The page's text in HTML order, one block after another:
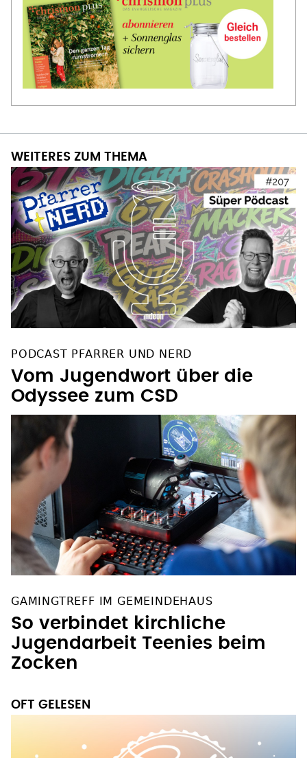
WEITERES ZUM THEMA
PODCAST PFARRER UND NERD
Vom Jugendwort über die
Odyssee zum CSD
GAMINGTREFF IM GEMEINDEHAUS
So verbindet kirchliche
Jugendarbeit Teenies beim
Zocken
OFT GELESEN